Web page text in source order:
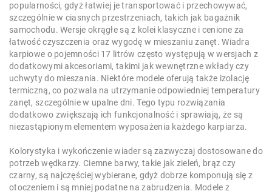
popularności, gdyż łatwiej je transportować i przechowywać,
szczególnie w ciasnych przestrzeniach, takich jak bagażnik
samochodu. Wersje okrągłe są z kolei klasyczne i cenione za
łatwość czyszczenia oraz wygodę w mieszaniu zanęt. Wiadra
karpiowe o pojemności 17 litrów często występują w wersjach z
dodatkowymi akcesoriami, takimi jak wewnętrzne wkłady czy
uchwyty do mieszania. Niektóre modele oferują także izolację
termiczną, co pozwala na utrzymanie odpowiedniej temperatury
zanęt, szczególnie w upalne dni. Tego typu rozwiązania
dodatkowo zwiększają ich funkcjonalność i sprawiają, że są
niezastąpionym elementem wyposażenia każdego karpiarza.
Kolorystyka i wykończenie wiader są zazwyczaj dostosowane do
potrzeb wędkarzy. Ciemne barwy, takie jak zieleń, brąz czy
czarny, są najczęściej wybierane, gdyż dobrze komponują się z
otoczeniem i są mniej podatne na zabrudzenia. Modele z